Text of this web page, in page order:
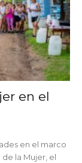
en el
en el marco
de la Mujer, el